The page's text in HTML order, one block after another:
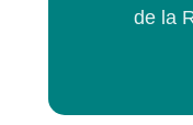
de la